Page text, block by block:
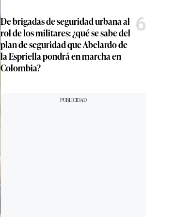
De brigadas de seguridad urbana al
rol de los militares: ¿qué se sabe del
plan de seguridad que Abelardo de
la Espriella pondrá en marcha en
Colombia?
6